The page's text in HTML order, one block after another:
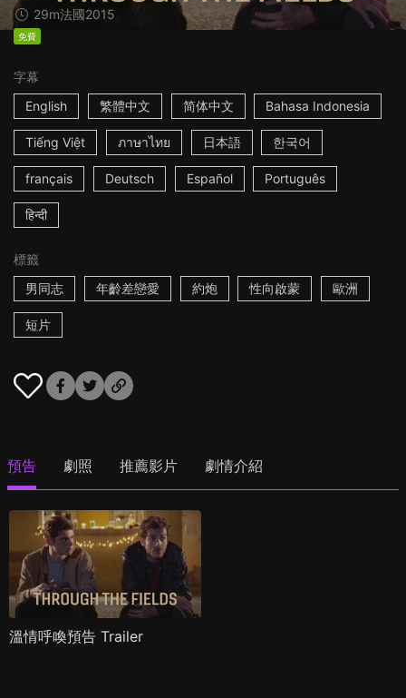
29m法國2015
免費
字幕
English
繁體中文 简体中文 Bahasa Indonesia
Tiếng Việt ภาษาไทย 日本語 한국어
français Deutsch Español Português
हिन्दी
標籤
男同志
年齡差戀愛 約炮 性向啟蒙 歐洲
短片
預告 劇照 推薦影片 劇情介紹
溫情呼喚預告 Trailer